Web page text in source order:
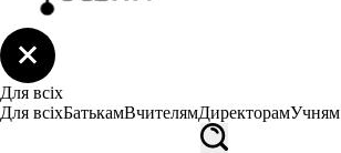
Для всіх
Для всіхБатькамВчителямДиректорамУчням